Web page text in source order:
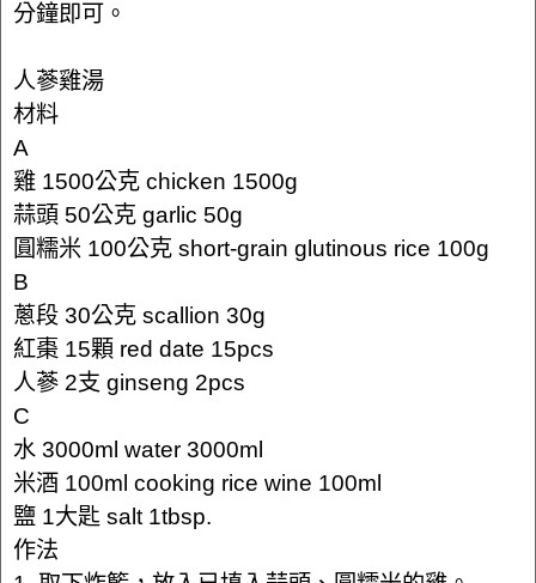
分鐘即可。
人蔘雞湯
材料
A
雞 1500公克 chicken 1500g
蒜頭 50公克 garlic 50g
圓糯米 100公克 short-grain glutinous rice 100g
B
蔥段 30公克 scallion 30g
紅棗 15顆 red date 15pcs
人蔘 2支 ginseng 2pcs
C
水 3000ml water 3000ml
米酒 100ml cooking rice wine 100ml
鹽 1大匙 salt 1tbsp.
作法